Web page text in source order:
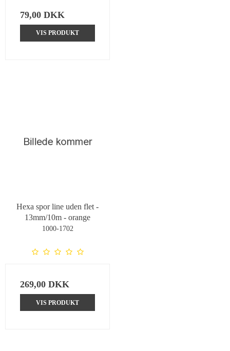
79,00 DKK
VIS PRODUKT
Hexa spor line uden flet -
13mm/10m - orange
1000-1702
269,00 DKK
VIS PRODUKT